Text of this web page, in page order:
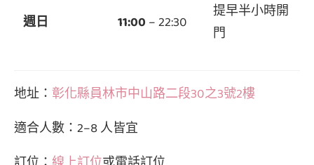
週日 11:00– 22:30
提早半小時開
門
地址： 彰化縣員林市中山路二段30之3號2樓
適合人數：2–8 人皆宜